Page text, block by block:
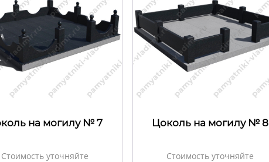
на могилу № 7
Стоимость уточняйте
Цоколь на могилу № 8
Стоимость уточняйте